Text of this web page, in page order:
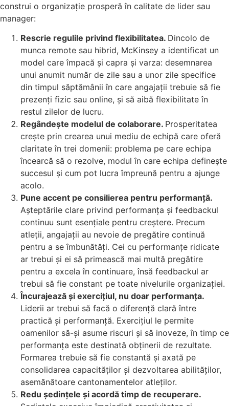
construi o organizație prosperă în calitate de lider sau
manager:
Rescrie regulile privind flexibilitatea. Dincolo de
munca remote sau hibrid, McKinsey a identificat un
model care împacă și capra și varza: desemnarea
unui anumit număr de zile sau a unor zile specifice
din timpul săptămânii în care angajații trebuie să fie
prezenți fizic sau online, și să aibă flexibilitate în
restul zilelor de lucru.
Regândește modelul de colaborare. Prosperitatea
crește prin crearea unui mediu de echipă care oferă
claritate în trei domenii: problema pe care echipa
încearcă să o rezolve, modul în care echipa definește
succesul și cum pot lucra împreună pentru a ajunge
acolo.
Pune accent pe consilierea pentru performanță.
Așteptările clare privind performanța și feedbackul
continuu sunt esențiale pentru creștere. Precum
atleții, angajații au nevoie de pregătire continuă
pentru a se îmbunătăți. Cei cu performanțe ridicate
ar trebui și ei să primească mai multă pregătire
pentru a excela în continuare, însă feedbackul ar
trebui să fie constant pe toate nivelurile organizației.
Încurajează și exercițiul, nu doar performanța.
Liderii ar trebui să facă o diferență clară între
practică și performanță. Exercițiul le permite
oamenilor să-și asume riscuri și să inoveze, în timp ce
performanța este destinată obținerii de rezultate.
Formarea trebuie să fie constantă și axată pe
consolidarea capacităților și dezvoltarea abilităților,
asemănătoare cantonamentelor atleților.
Redu ședințele și acordă timp de recuperare.